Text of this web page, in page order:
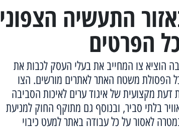
התעשיה הצפוני
הפרטים
הוציא צו המחייב את בעלי העסק לכבות את
הפסולת משטח האתר לאתרים מורשים. הצו
דעת מקצועית של איגוד ערים לאיכות הסביבה
בלתי סביר, ובנוסף גם מתוקף החוק למניעת
לאסור על כל עבודה באתר למעט כיבוי